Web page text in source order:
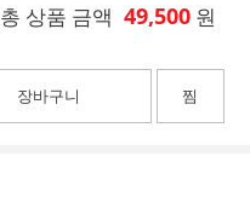
총 상품 금액 49,500 원
장바구니 찜